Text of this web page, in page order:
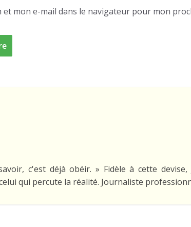
mon e-mail dans le navigateur pour mon
c'est déjà obéir. » Fidèle à cette
qui percute la réalité. Journaliste